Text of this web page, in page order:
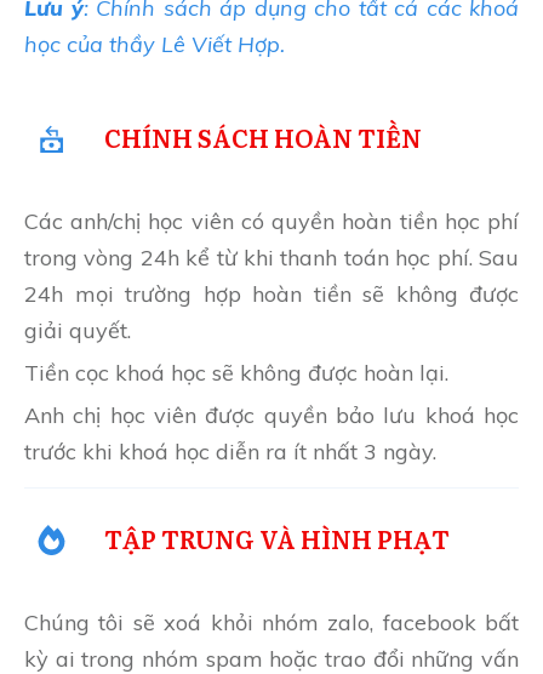
Lưu ý: Chính sách áp dụng cho tất cả các khoá
học của thầy Lê Viết Hợp.
CHÍNH SÁCH HOÀN TIỀN
Các anh/chị học viên có quyền hoàn tiền học phí
trong vòng 24h kể từ khi thanh toán học phí. Sau
24h mọi trường hợp hoàn tiền sẽ không được
giải quyết.
Tiền cọc khoá học sẽ không được hoàn lại.
Anh chị học viên được quyền bảo lưu khoá học
trước khi khoá học diễn ra ít nhất 3 ngày.
TẬP TRUNG VÀ HÌNH PHẠT
Chúng tôi sẽ xoá khỏi nhóm zalo, facebook bất
kỳ ai trong nhóm spam hoặc trao đổi những vấn